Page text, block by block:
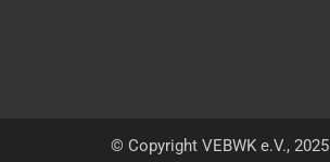
© Copyright VEBWK e.V., 2025